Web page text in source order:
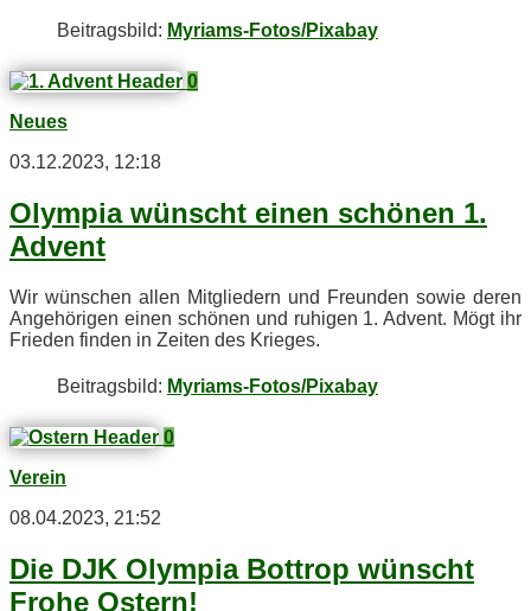
Bei­trags­bild: Myriams-Fotos/Pixabay
0
Neues
03.12.2023, 12:18
Olym­pia wünscht ei­nen schö­nen 1.
Advent
Wir wün­schen al­len Mit­glie­dern und Freun­den so­wie de­ren
An­ge­hö­ri­gen ei­nen schö­nen und ru­hi­gen 1. Ad­vent. Mögt ihr
Frie­den fin­den in Zei­ten des Krieges.
Bei­trags­bild: Myriams-Fotos/Pixabay
0
Verein
08.04.2023, 21:52
Die DJK Olym­pia Bot­trop wünscht
Fro­he Ostern!